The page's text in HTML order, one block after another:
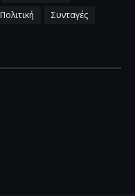
Πολιτική Συνταγές